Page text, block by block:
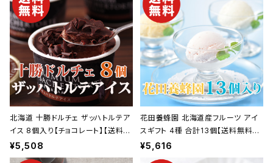
元】
お中元】
北海道 十勝ドルチェ ザッハトルテア
イス 8個入り【チョコレート】【送料無
料】【ギフト プレゼント 贈り物 贈答
品 誕生日 お祝い 内祝い 結婚祝い
¥5,508
花田養蜂園 北海道産フルーツ アイ
スギフト 4種 合計13個【送料無料】
【ギフト プレゼント 贈り物 贈答品 誕
生日 お祝い 内祝い 結婚祝い 出産
¥5,616